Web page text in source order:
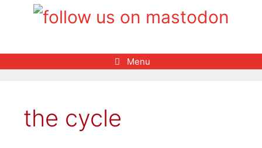
Menu
the cycle